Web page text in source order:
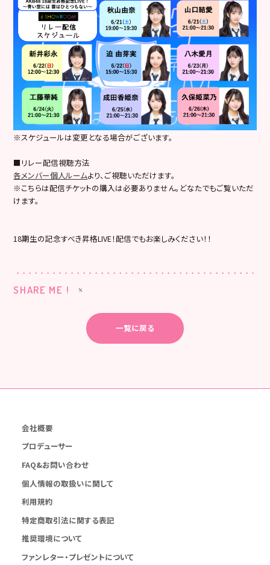
※スケジュールは変更となる場合がございます。
■リレー配信視聴方法
各メンバー個人ルームより、ご視聴いただけます。
※こちらは配信チケットの購入は必要ありません。どなたでもご覧いただ
けます。
18期生の記念すべき昇格LIVE！配信でもお楽しみください！！
SHARE ME !
一覧に戻る
会社概要
プロデューサー
FAQ&お問い合わせ
個人情報の取扱いに関して
利用規約
特定商取引法に関する表記
推奨環境について
ファンレター・プレゼントについて